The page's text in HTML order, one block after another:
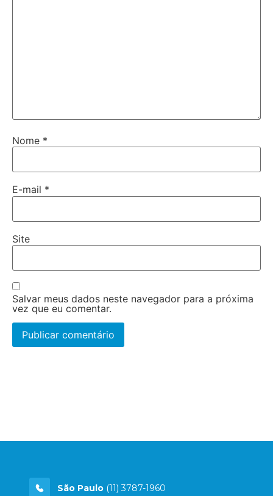
Nome *
E-mail *
Site
Salvar meus dados neste navegador para a próxima
vez que eu comentar.
São Paulo (11) 3787-1960